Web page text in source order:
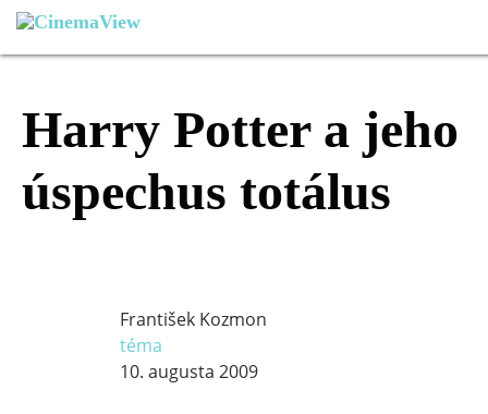
Harry Potter a jeho
úspechus totálus
František Kozmon
téma
10. augusta 2009